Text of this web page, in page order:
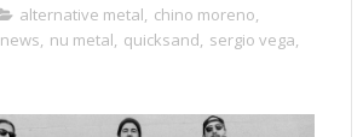
alternative metal, chino moreno,
news, nu metal, quicksand, sergio vega,